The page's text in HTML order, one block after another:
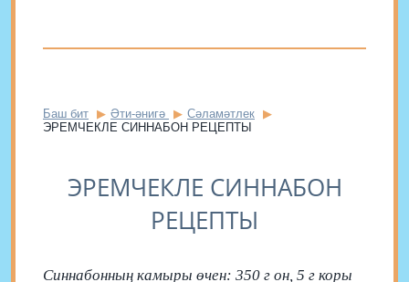
Баш бит Әти-әнигә
Сәламәтлек
ЭРЕМЧЕКЛЕ СИННАБОН РЕЦЕПТЫ
ЭРЕМЧЕКЛЕ СИННАБОН
РЕЦЕПТЫ
Синнабонның камыры өчен: 350 г он, 5 г коры